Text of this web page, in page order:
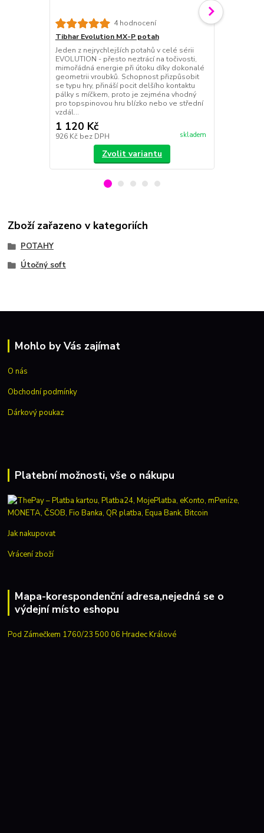
4 hodnocení
Tibhar Evolution MX-P potah
Jeden z nejrychlejších potahů v celé sérii
EVOLUTION - přesto neztrácí na točivosti,
mimořádná energie při útoku díky dokonalé
geometrii vroubků. Schopnost přizpůsobit
se typu hry, přináší pocit delšího kontaktu
pálky s míčkem, proto je zejména vhodný
pro topspinovou hru blízko nebo ve střední
vzdál...
1 120 Kč
926 Kč bez DPH skladem
Zvolit variantu
Tibhar
Zboží zařazeno v kategoriích
POTAHY
Útočný soft
Mohlo by Vás zajímat
O nás
Obchodní podmínky
Dárkový poukaz
Platební možnosti, vše o nákupu
Jak nakupovat
Vrácení zboží
Mapa-korespondenční adresa,nejedná se o
výdejní místo eshopu
Pod Zámečkem 1760/23 500 06 Hradec Králové